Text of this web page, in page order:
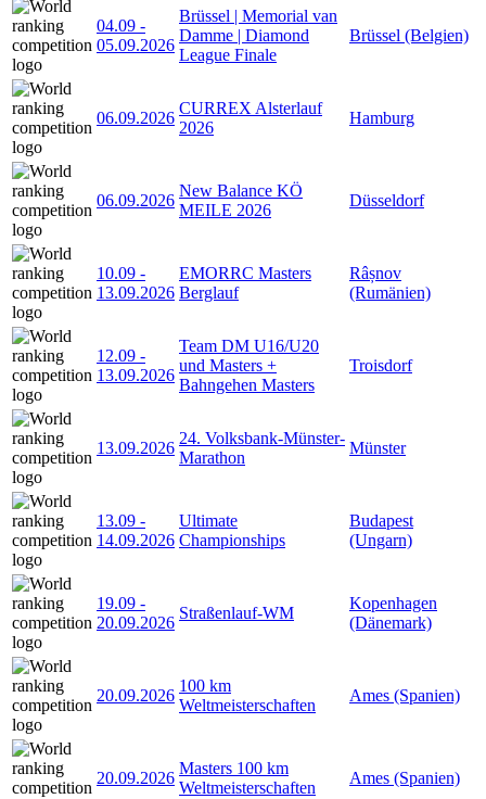
04.09 -
05.09.2026
Brüssel | Memorial van
Damme | Diamond
League Finale
Brüssel (Belgien)
06.09.2026
CURREX Alsterlauf
2026
Hamburg
06.09.2026
New Balance KÖ
MEILE 2026
Düsseldorf
10.09 -
13.09.2026
EMORRC Masters
Berglauf
Râșnov
(Rumänien)
12.09 -
13.09.2026
Team DM U16/U20
und Masters +
Bahngehen Masters
Troisdorf
13.09.2026
24. Volksbank-Münster-
Marathon
Münster
13.09 -
14.09.2026
Ultimate
Championships
Budapest
(Ungarn)
19.09 -
20.09.2026
Straßenlauf-WM
Kopenhagen
(Dänemark)
20.09.2026
100 km
Weltmeisterschaften
Ames (Spanien)
20.09.2026
Masters 100 km
Weltmeisterschaften
Ames (Spanien)